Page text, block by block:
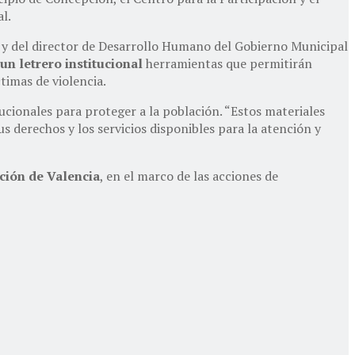
del director de Desarrollo Humano del Gobierno Municipal
letrero institucionalherramientas que permitirán
de violencia.
para proteger a la población. “Estos materiales
derechos y los servicios disponibles para la atención y
de Valencia, en el marco de las acciones de